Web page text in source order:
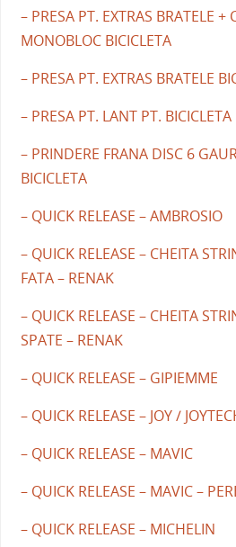
– PRESA PT. EXTRAS BRATELE +
MONOBLOC BICICLETA
– PRESA PT. EXTRAS BRATELE
– PRESA PT. LANT PT. BICICLETA
– PRINDERE FRANA DISC 6
BICICLETA
– QUICK RELEASE – AMBROSIO
– QUICK RELEASE – CHEITA
FATA – RENAK
– QUICK RELEASE – CHEITA
SPATE – RENAK
– QUICK RELEASE – GIPIEMME
– QUICK RELEASE – JOY /
– QUICK RELEASE – MAVIC
– QUICK RELEASE – MAVIC –
– QUICK RELEASE – MICHELIN